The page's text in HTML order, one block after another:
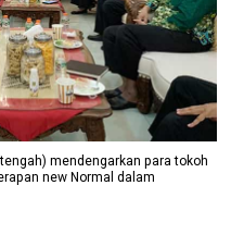
mendengarkan para tokoh
new Normal dalam